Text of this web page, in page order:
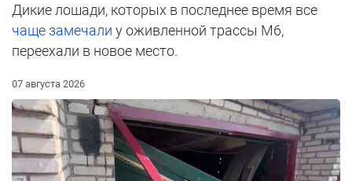
Дикие лошади, которых в последнее время все
чаще замечали у оживленной трассы М6,
переехали в новое место.
07 августа 2026